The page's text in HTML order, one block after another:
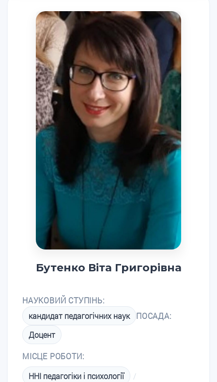
Бутенко Віта Григорівна
НАУКОВИЙ СТУПІНЬ:
кандидат педагогічних наук
ПОСАДА:
Доцент
МІСЦЕ РОБОТИ:
ННІ педагогіки і психології
/